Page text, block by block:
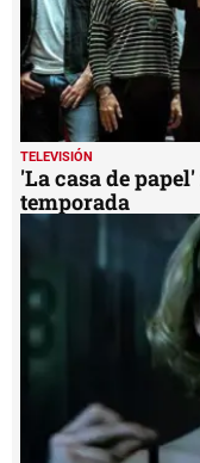
TELEVISIÓN
'La casa de
temporada